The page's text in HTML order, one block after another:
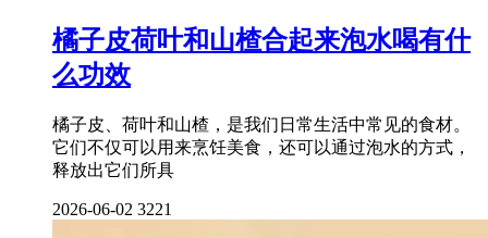
橘子皮荷叶和山楂合起来泡水喝有什
么功效
橘子皮、荷叶和山楂，是我们日常生活中常见的食材。
它们不仅可以用来烹饪美食，还可以通过泡水的方式，
释放出它们所具
2026-06-02 3221